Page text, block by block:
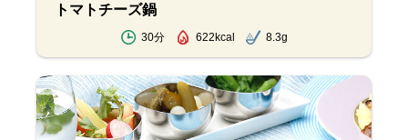
トマトチーズ鍋
30分 622kcal 8.3g